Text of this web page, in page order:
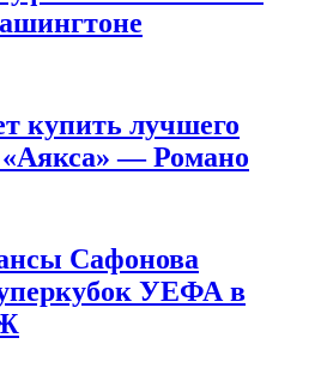
купить лучшего
«Аякса» — Романо
Сафонова
УЕФА в